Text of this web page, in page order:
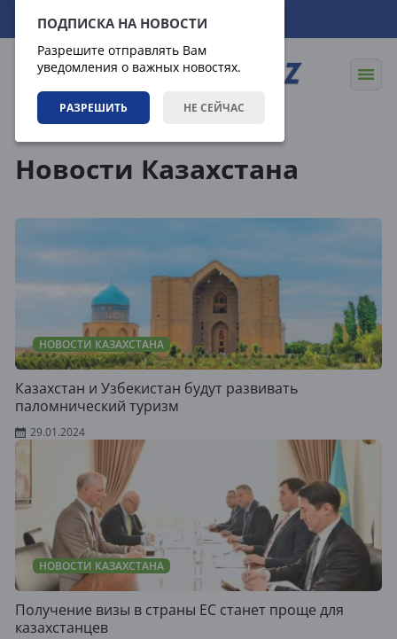
ПОДПИСКА НА НОВОСТИ
Разрешите отправлять Вам
уведомления о важных новостях.
РАЗРЕШИТЬ НЕ СЕЙЧАС
07.08.2026 20:55:34
Новости Казахстана
НОВОСТИ КАЗАХСТАНА
Казахстан и Узбекистан будут развивать
паломнический туризм
29.01.2024
НОВОСТИ КАЗАХСТАНА
Получение визы в страны ЕС станет проще для
казахстанцев